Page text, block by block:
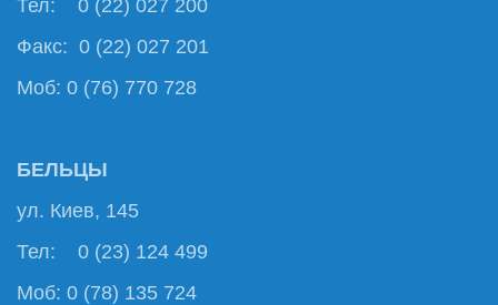
Тел: 0 (22) 027 200
Факс: 0 (22) 027 201
Моб: 0 (76) 770 728
БЕЛЬЦЫ
ул. Киев, 145
Тел: 0 (23) 124 499
Моб: 0 (78) 135 724